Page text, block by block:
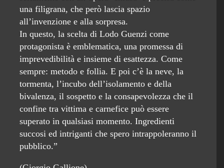
una filigrana, che però lascia spazio
all’invenzione e alla sorpresa.
In questo, la scelta di Lodo Guenzi come
protagonista è emblematica, una promessa di
imprevedibilità e insieme di esattezza. Come
sempre: metodo e follia. E poi c’è la neve, la
tormenta, l’incubo dell’isolamento e della
bivalenza, il sospetto e la consapevolezza che il
confine tra vittima e carnefice può essere
superato in qualsiasi momento. Ingredienti
succosi ed intriganti che spero intrappoleranno il
pubblico.”